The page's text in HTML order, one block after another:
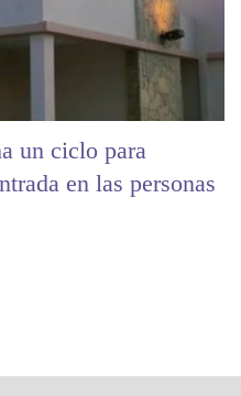
un ciclo para
en las personas